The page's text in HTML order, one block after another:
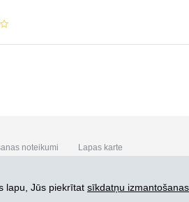
noteikumi Lapas karte
lapu, Jūs piekrītat sīkdatņu